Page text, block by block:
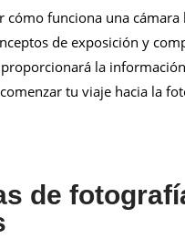
cómo funciona una cámara
de exposición y
la información
tu viaje hacia la
de